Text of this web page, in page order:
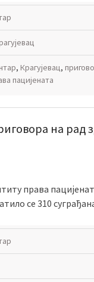
, Крагујевац,
пацијената
на рад
права
се 310